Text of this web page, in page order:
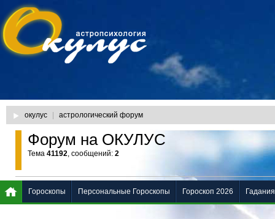
окулус астрологический форум
Форум на ОКУЛУС
Тема 41192, сообщений: 2
Гороскопы Персональные Гороскопы Гороскоп 2026 Гадания